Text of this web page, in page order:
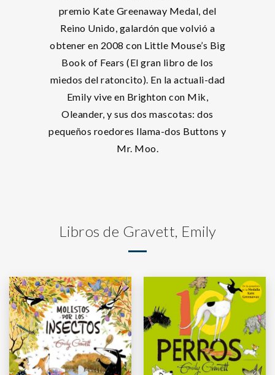
premio Kate Greenaway Medal, del
Reino Unido, galardón que volvió a
obtener en 2008 con Little Mouse’s Big
Book of Fears (El gran libro de los
miedos del ratoncito). En la actuali-dad
Emily vive en Brighton con Mik,
Oleander, y sus dos mascotas: dos
pequeños roedores llama-dos Buttons y
Mr. Moo.
Libros de Gravett, Emily